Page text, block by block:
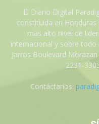
El Diario Digital
constituida en
más alto nivel de
internacional y sobre todo
Jarros Boulevard
2231-
Contáctanos: